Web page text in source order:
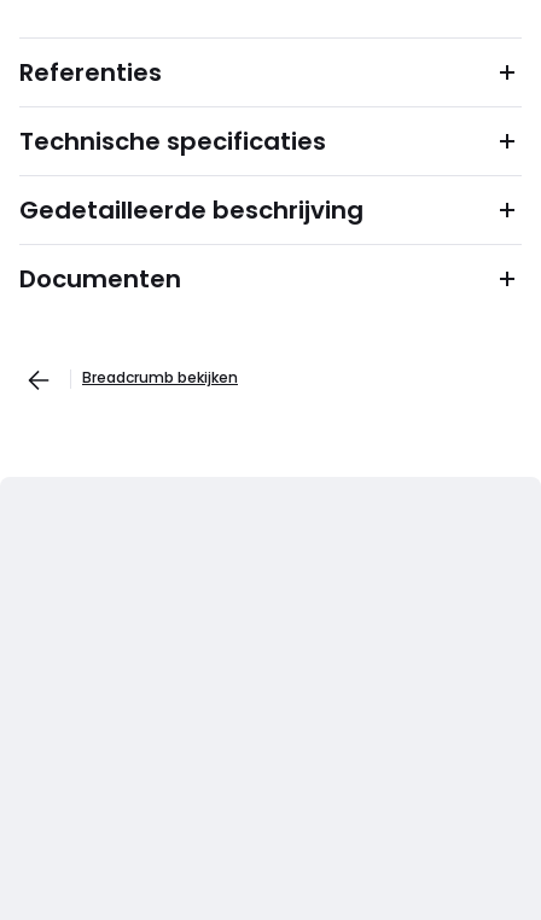
Referenties
Technische specificaties
Gedetailleerde beschrijving
Documenten
Breadcrumb bekijken